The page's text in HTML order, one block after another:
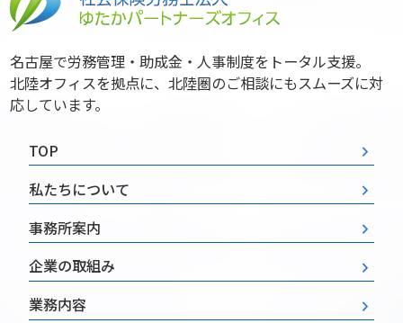
名古屋で労務管理・助成金・人事制度をトータル支援。
北陸オフィスを拠点に、北陸圏のご相談にもスムーズに対
応しています。
TOP
私たちについて
事務所案内
企業の取組み
業務内容